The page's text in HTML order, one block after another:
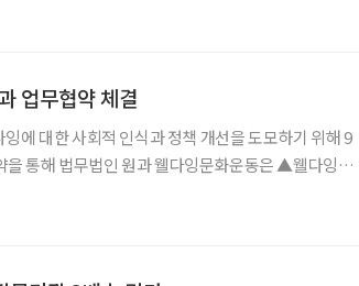
업무협약 체결
에 대한 사회적 인식과 정책 개선을 도모하기 위해 9